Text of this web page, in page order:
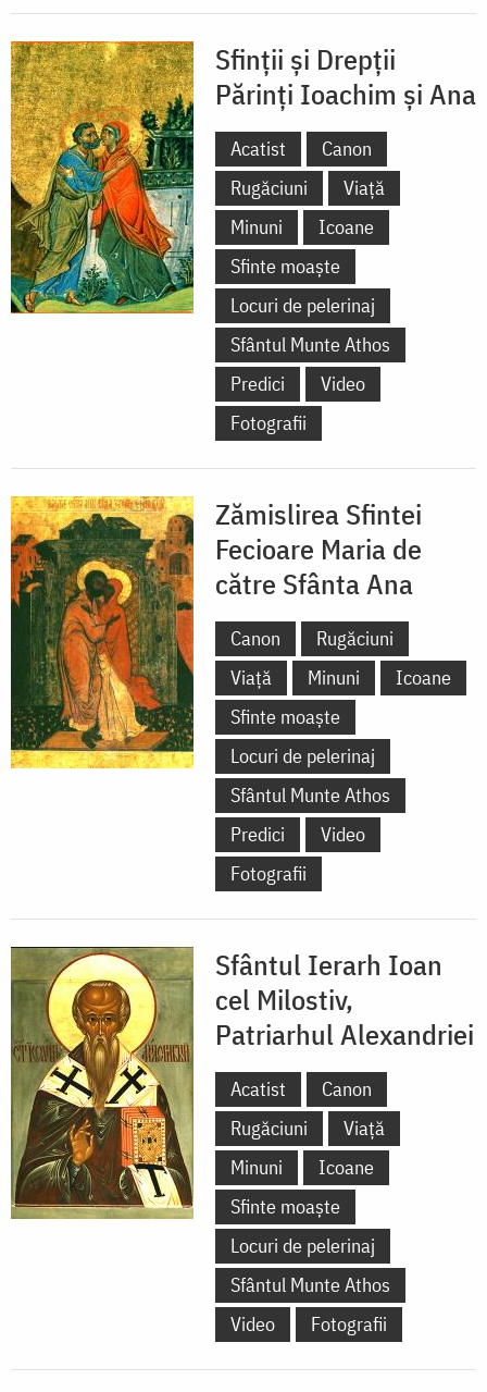
Sfinții și Drepții
Părinți Ioachim și Ana
Acatist
Canon
Rugăciuni
Viață
Minuni
Icoane
Sfinte moaște
Locuri de pelerinaj
Sfântul Munte Athos
Predici
Video
Fotografii
Zămislirea Sfintei
Fecioare Maria de
către Sfânta Ana
Canon
Rugăciuni
Viață
Minuni
Icoane
Sfinte moaște
Locuri de pelerinaj
Sfântul Munte Athos
Predici
Video
Fotografii
Sfântul Ierarh Ioan
cel Milostiv,
Patriarhul Alexandriei
Acatist
Canon
Rugăciuni
Viață
Minuni
Icoane
Sfinte moaște
Locuri de pelerinaj
Sfântul Munte Athos
Video
Fotografii